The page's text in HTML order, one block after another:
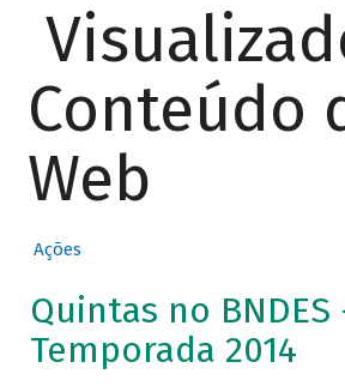
Conteúdo
Web
Ações
Quintas no BNDES
Temporada 2014